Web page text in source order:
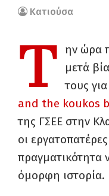
Κατιούσα
Τ
ην ώρα
μετά
τους
and the koukos
της ΓΣΕΕ στην
οι
πραγματικότητα
όμορφη ιστορία.